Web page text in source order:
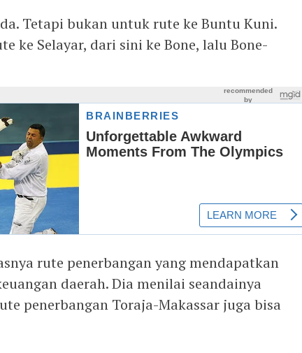
Tetapi bukan untuk rute ke Buntu Kuni.
ke Selayar, dari sini ke Bone, lalu Bone-
rute penerbangan yang mendapatkan
daerah. Dia menilai seandainya
penerbangan Toraja-Makassar juga bisa